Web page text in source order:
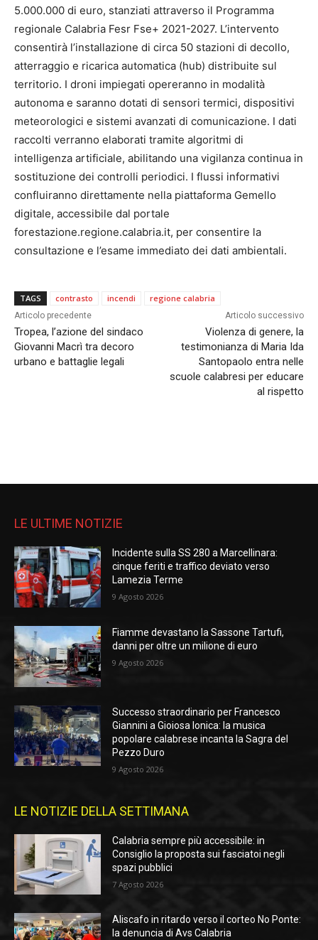
5.000.000 di euro, stanziati attraverso il Programma
regionale Calabria Fesr Fse+ 2021-2027. L’intervento
consentirà l’installazione di circa 50 stazioni di decollo,
atterraggio e ricarica automatica (hub) distribuite sul
territorio. I droni impiegati opereranno in modalità
autonoma e saranno dotati di sensori termici, dispositivi
meteorologici e sistemi avanzati di comunicazione. I dati
raccolti verranno elaborati tramite algoritmi di
intelligenza artificiale, abilitando una vigilanza continua in
sostituzione dei controlli periodici. I flussi informativi
confluiranno direttamente nella piattaforma Gemello
digitale, accessibile dal portale
forestazione.regione.calabria.it, per consentire la
consultazione e l’esame immediato dei dati ambientali.
TAGS contrasto incendi regione calabria
Articolo precedente
Tropea, l’azione del sindaco
Giovanni Macrì tra decoro
urbano e battaglie legali
Articolo successivo
Violenza di genere, la
testimonianza di Maria Ida
Santopaolo entra nelle
scuole calabresi per educare
al rispetto
LE ULTIME NOTIZIE
Incidente sulla SS 280 a Marcellinara:
cinque feriti e traffico deviato verso
Lamezia Terme
9 Agosto 2026
Fiamme devastano la Sassone Tartufi,
danni per oltre un milione di euro
9 Agosto 2026
Successo straordinario per Francesco
Giannini a Gioiosa Ionica: la musica
popolare calabrese incanta la Sagra del
Pezzo Duro
9 Agosto 2026
LE NOTIZIE DELLA SETTIMANA
Calabria sempre più accessibile: in
Consiglio la proposta sui fasciatoi negli
spazi pubblici
7 Agosto 2026
Aliscafo in ritardo verso il corteo No Ponte:
la denuncia di Avs Calabria